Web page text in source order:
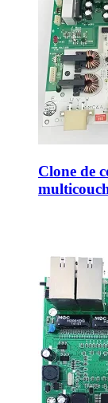
Clone de